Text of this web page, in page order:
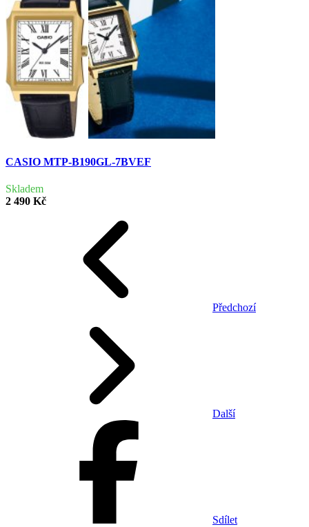
CASIO MTP-B190GL-7BVEF
Skladem
2 490 Kč
Předchozí
Další
Sdílet